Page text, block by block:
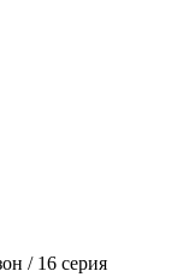
/ 16 серия